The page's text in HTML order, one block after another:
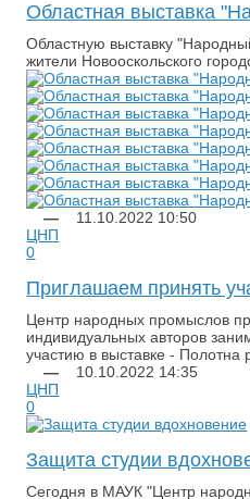
Областная выставка
Областную выставку
жители Новооскольского
— 11.10.2022 10:50
ЦНП
0
Приглашаем принять
​Центр народных промыслов
индивидуальных авторов
участию в выставке - Полотна
—
10.10.2022 14:35
ЦНП
0
Защита студии
​Сегодня в МАУК "Центр